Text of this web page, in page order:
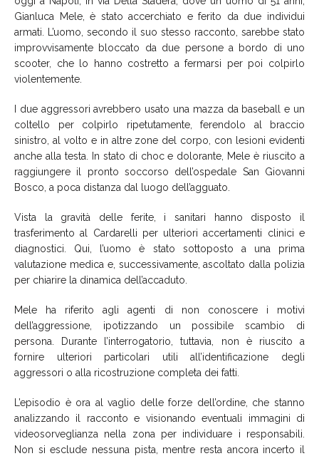
Gianluca Mele, è stato accerchiato e ferito da due individui
armati. L’uomo, secondo il suo stesso racconto, sarebbe stato
improvvisamente bloccato da due persone a bordo di uno
scooter, che lo hanno costretto a fermarsi per poi colpirlo
violentemente.
I due aggressori avrebbero usato una mazza da baseball e un
coltello per colpirlo ripetutamente, ferendolo al braccio
sinistro, al volto e in altre zone del corpo, con lesioni evidenti
anche alla testa. In stato di choc e dolorante, Mele è riuscito a
raggiungere il pronto soccorso dell’ospedale San Giovanni
Bosco, a poca distanza dal luogo dell’agguato.
Vista la gravità delle ferite, i sanitari hanno disposto il
trasferimento al Cardarelli per ulteriori accertamenti clinici e
diagnostici. Qui, l’uomo è stato sottoposto a una prima
valutazione medica e, successivamente, ascoltato dalla polizia
per chiarire la dinamica dell’accaduto.
Mele ha riferito agli agenti di non conoscere i motivi
dell’aggressione, ipotizzando un possibile scambio di
persona. Durante l’interrogatorio, tuttavia, non è riuscito a
fornire ulteriori particolari utili all’identificazione degli
aggressori o alla ricostruzione completa dei fatti.
L’episodio è ora al vaglio delle forze dell’ordine, che stanno
analizzando il racconto e visionando eventuali immagini di
videosorveglianza nella zona per individuare i responsabili.
Non si esclude nessuna pista, mentre resta ancora incerto il